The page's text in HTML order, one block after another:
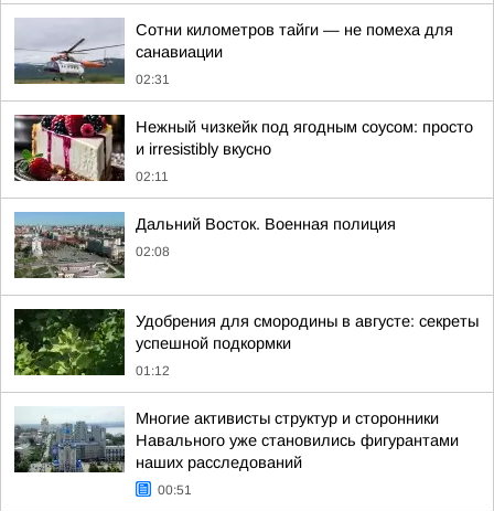
Сотни километров тайги — не помеха для
санавиации
02:31
Нежный чизкейк под ягодным соусом: просто
и irresistibly вкусно
02:11
Дальний Восток. Военная полиция
02:08
Удобрения для смородины в августе: секреты
успешной подкормки
01:12
Многие активисты структур и сторонники
Навального уже становились фигурантами
наших расследований
00:51